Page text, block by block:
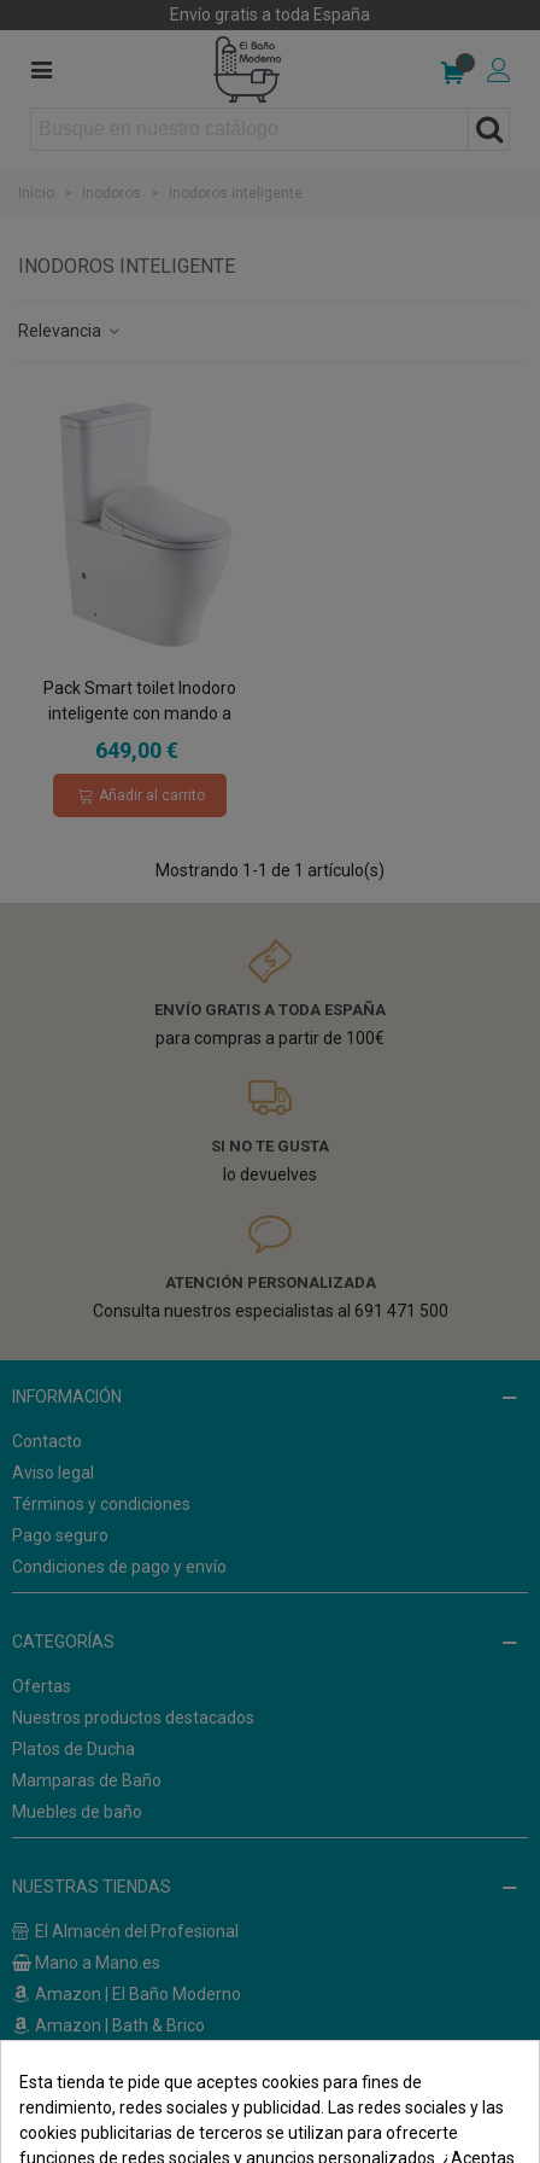
Envío gratis a toda España
0
Inicio > Inodoros > Inodoros inteligente
INODOROS INTELIGENTE
Relevancia
Pack Smart toilet Inodoro
inteligente con mando a
distancia y calefactable
649,00 €
Añadir al carrito
Mostrando 1 -1 de 1 artículo(s)
ENVÍO GRATIS A TODA ESPAÑA
para compras a partir de 100€
SI NO TE GUSTA
lo devuelves
ATENCIÓN PERSONALIZADA
Consulta nuestros especialistas al 691 471 500
INFORMACIÓN
Contacto
Aviso legal
Términos y condiciones
Pago seguro
Condiciones de pago y envío
CATEGORÍAS
Ofertas
Nuestros productos destacados
Platos de Ducha
Mamparas de Baño
Muebles de baño
NUESTRAS TIENDAS
El Almacén del Profesional
Mano a Mano.es
Amazon | El Baño Moderno
Amazon | Bath & Brico
CONTACTO
Calle Melendez Valdes, 36
Esta tienda te pide que aceptes cookies para fines de
rendimiento, redes sociales y publicidad. Las redes sociales y las
cookies publicitarias de terceros se utilizan para ofrecerte
funciones de redes sociales y anuncios personalizados. ¿Aceptas